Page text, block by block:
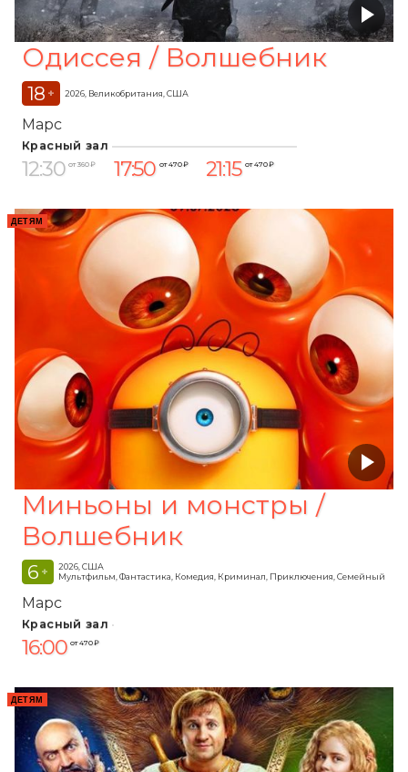
Одиссея / Волшебник
18 + 2026, Великобритания, США
Марс
Красный зал
12:30 от 360 ₽ 17:50 от 470 ₽ 21:15 от 470 ₽
ДЕТЯМ
Миньоны и монстры /
Волшебник
6 +
2026, США
Мультфильм, Фантастика, Комедия, Криминал, Приключения, Семейный
Марс
Красный зал
16:00 от 470 ₽
ДЕТЯМ